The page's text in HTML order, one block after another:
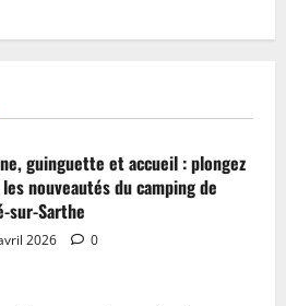
guinguette et accueil : plongez
nouveautés du camping de
sur-Sarthe
2026 0